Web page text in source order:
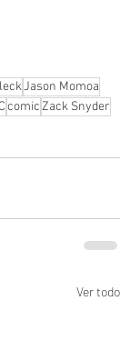
Jason Momoa
comicZack Snyder
Ver todo